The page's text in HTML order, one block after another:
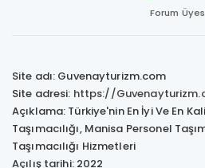
Forum
Site adı: Guvenayturizm.com
Site adresi: https://
Açıklama: Türkiye'nin En İyi Ve En
Taşımacılığı, Manisa Personel
Taşımacılığı Hizmetleri
Açılış tarihi: 2022